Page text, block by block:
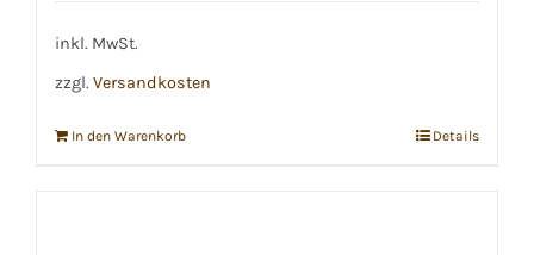
inkl. MwSt.
zzgl. Versandkosten
In den Warenkorb Details